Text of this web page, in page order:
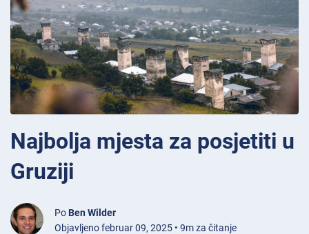
Najbolja mjesta za posjetiti u
Gruziji
Po Ben Wilder
Objavljeno februar 09, 2025 • 9m za čitanje